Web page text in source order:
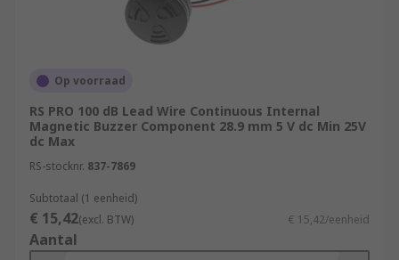
Op voorraad
RS PRO 100 dB Lead Wire Continuous Internal
Magnetic Buzzer Component 28.9 mm 5 V dc Min 25V
dc Max
RS-stocknr. 837-7869
Subtotaal (1 eenheid)
€ 15,42(excl. BTW) € 15,42/eenheid
Aantal